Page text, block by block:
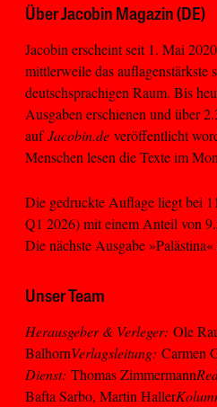
Über Jacobin Magazin (DE)
Jacobin erscheint seit 1. Mai
mittlerweile das auflagenstärkste
deutschsprachigen Raum. Bis
Ausgaben erschienen und über
aufJacobin.de veröffentlicht
Menschen lesen die Texte im
Die gedruckte Auflage liegt bei
Q1 2026) mit einem Anteil von
Die nächste Ausgabe
Unser Team
Herausgeber & Verleger: Ole
BalhornVerlagsleitung: Carmen
Dienst: Thomas Zimmermann
Bafta Sarbo, Martin Haller